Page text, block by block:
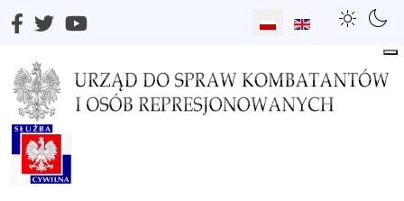
Wybierz swój język